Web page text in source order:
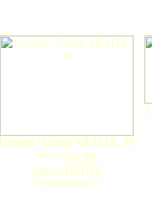
/ Uztegi ARAITZ. 10
nuevo (MCM)
Uztegi ARAITZ
Comentarios: 0